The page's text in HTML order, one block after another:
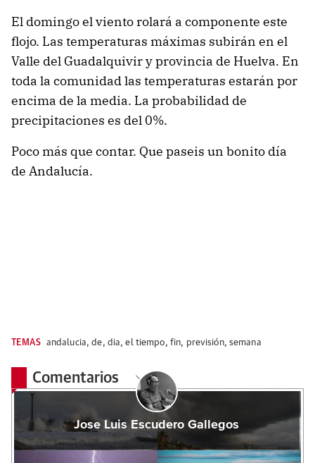
El domingo el viento rolará a componente este
flojo. Las temperaturas máximas subirán en el
Valle del Guadalquivir y provincia de Huelva. En
toda la comunidad las temperaturas estarán por
encima de la media. La probabilidad de
precipitaciones es del 0%.
Poco más que contar. Que paseis un bonito día
de Andalucía.
TEMAS andalucia,de, dia,el tiempo, fin, previsión, semana
Comentarios
Jose Luis Escudero Gallegos